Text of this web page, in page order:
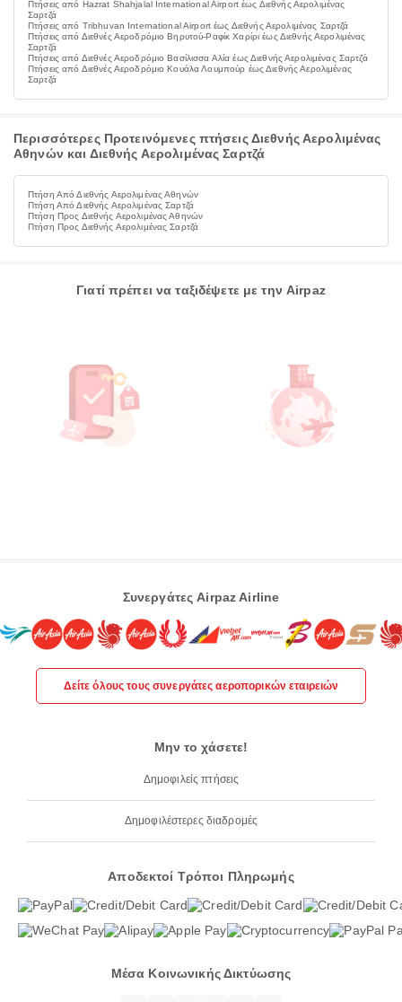
Πτήσεις από Hazrat Shahjalal International Airport έως Διεθνής Αερολιμένας
Σαρτζά
Πτήσεις από Tribhuvan International Airport έως Διεθνής Αερολιμένας Σαρτζά
Πτήσεις από Διεθνές Αεροδρόμιο Βηρυτού-Ραφίκ Χαρίρι έως Διεθνής Αερολιμένας
Σαρτζά
Πτήσεις από Διεθνές Αεροδρόμιο Βασίλισσα Αλία έως Διεθνής Αερολιμένας Σαρτζά
Πτήσεις από Διεθνές Αεροδρόμιο Κουάλα Λουμπούρ έως Διεθνής Αερολιμένας
Σαρτζά
Περισσότερες Προτεινόμενες πτήσεις Διεθνής Αερολιμένας
Αθηνών και Διεθνής Αερολιμένας Σαρτζά
Πτήση Από Διεθνής Αερολιμένας Αθηνών
Πτήση Από Διεθνής Αερολιμένας Σαρτζά
Πτήση Προς Διεθνής Αερολιμένας Αθηνών
Πτήση Προς Διεθνής Αερολιμένας Σαρτζά
Γιατί πρέπει να ταξιδέψετε με την Airpaz
Συνεργάτες Airpaz Airline
Δείτε όλους τους συνεργάτες αεροπορικών εταιρειών
Μην το χάσετε!
Δημοφιλείς πτήσεις
Δημοφιλέστερες διαδρομές
Αποδεκτοί Τρόποι Πληρωμής
Μέσα Κοινωνικής Δικτύωσης